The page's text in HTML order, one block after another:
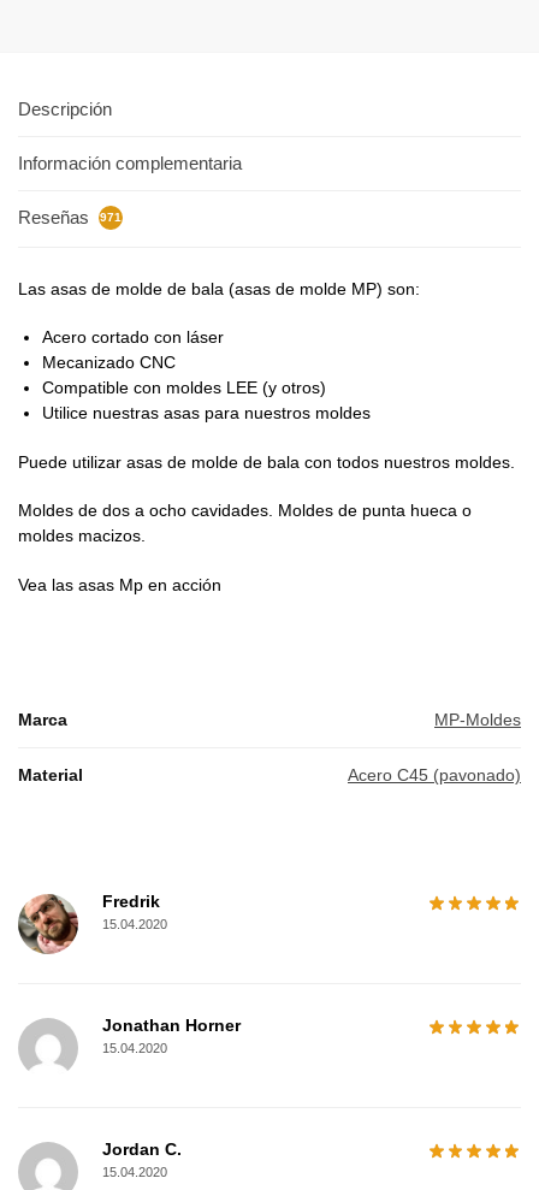
Descripción
Información complementaria
Reseñas 971
Las asas de molde de bala (asas de molde MP) son:
Acero cortado con láser
Mecanizado CNC
Compatible con moldes LEE (y otros)
Utilice nuestras asas para nuestros moldes
Puede utilizar asas de molde de bala con todos nuestros moldes.
Moldes de dos a ocho cavidades. Moldes de punta hueca o
moldes macizos.
Vea las asas Mp en acción
Marca MP-Moldes
Material Acero C45 (pavonado)
Fredrik
15.04.2020
Jonathan Horner
15.04.2020
Jordan C.
15.04.2020